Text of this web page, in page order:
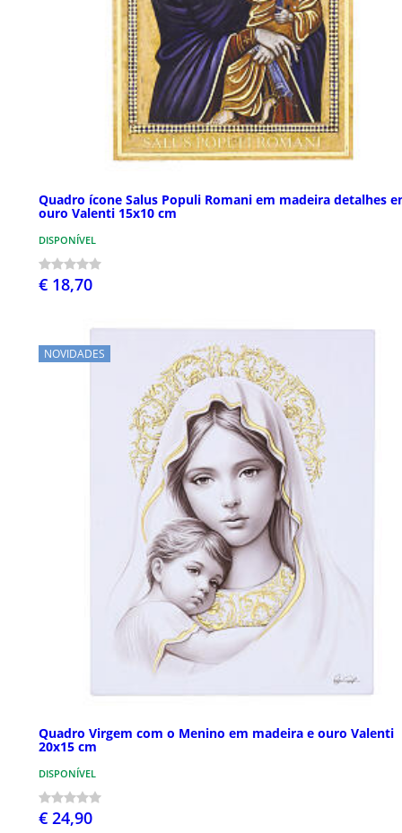
Quadro ícone Salus Populi Romani em madeira detalhes
ouro Valenti 15x10 cm
DISPONÍVEL
€ 18,70
NOVIDADES
Quadro Virgem com o Menino em madeira e ouro Valenti
20x15 cm
DISPONÍVEL
€ 24,90